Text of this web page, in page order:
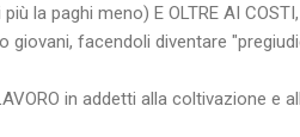
la paghi meno) E OLTRE AI COSTI,
giovani, facendoli diventare
in addetti alla coltivazione e